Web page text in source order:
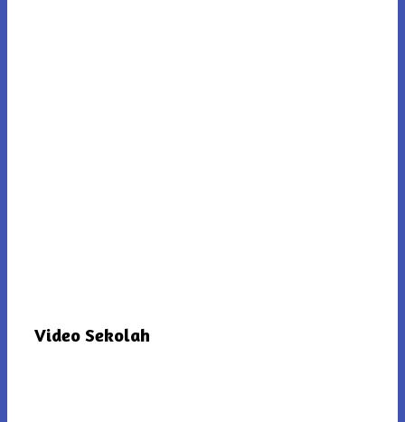
Video Sekolah